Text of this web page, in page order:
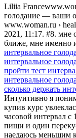
Liliia
голодание — ваши
www.woman.ru ›
2021, 11:17. #8. мне
ближе, мне именно
интервальное
интервальное
пройти тест
интервальное
сколько держать
Интуитивно я
купив курс
часовой интервал
пищи и один
наедаюсь меньшим